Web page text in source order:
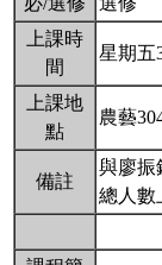
上課時
間
星期五
上課地
點
農藝
備註
與廖振
總人數